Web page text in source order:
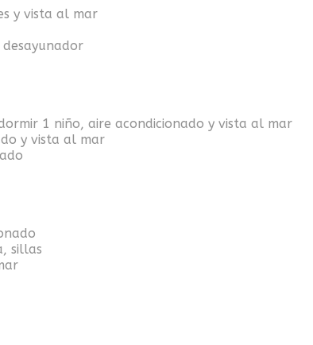
y vista al mar
1 niño, aire acondicionado y vista al mar
y vista al mar
sillas